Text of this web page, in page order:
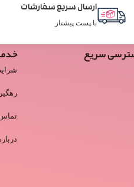
ارسال سریع سفارشات
با پست پیشتاز
سریع
تماس